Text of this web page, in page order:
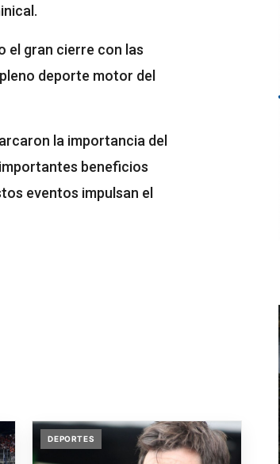
el gran cierre con las
deporte motor del
la importancia del
beneficios
eventos impulsan el
DEPORTES